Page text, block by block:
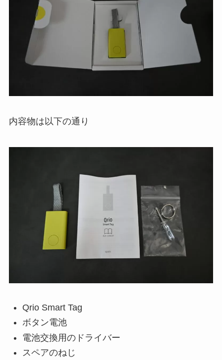
内容物は以下の通り
Qrio Smart Tag
ボタン電池
電池交換用のドライバー
スペアのねじ